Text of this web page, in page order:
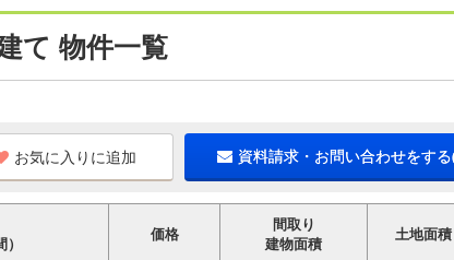
て 物件一覧
お気に入りに追加 資料請求・お問い合わせをす
価格
間取り
建物面積
土地面積